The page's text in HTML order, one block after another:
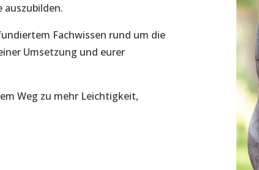
Fachwissen rund um die
Umsetzung und eurer
Weg zu mehr Leichtigkeit,